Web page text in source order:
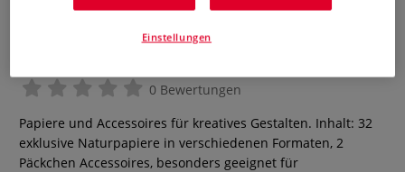
URSUS® Multipack Karree
Naturpapiere
0 Bewertungen
Papiere und Accessoires für kreatives Gestalten. Inhalt: 32
exklusive Naturpapiere in verschiedenen Formaten, 2
Päckchen Accessoires, besonders geeignet für
Einstellungen